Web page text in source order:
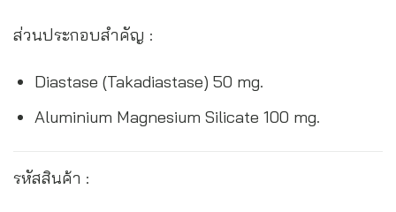
ส่วนประกอบสำคัญ :
Diastase (Takadiastase) 50 mg.
Aluminium Magnesium Silicate 100 mg.
รหัสสินค้า :